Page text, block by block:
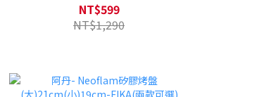
NT$599
NT$1,290